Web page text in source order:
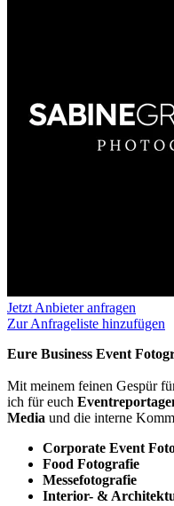
Jetzt Anbieter anfragen
Zur Anfrageliste hinzufügen
Eure Business Event
Mit meinem feinen Gespür
ich für euch
Media und die interne
Corporate Event
Food Fotografie
Messefotografie
Interior- &